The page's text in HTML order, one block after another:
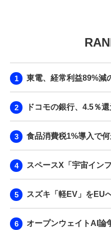
東電、経常利益89%減
ドコモの銀行、4.5％
食品消費税1%導入で
スペースX「宇宙イン
スズキ「軽EV」をEU
オープンウェイトAI論